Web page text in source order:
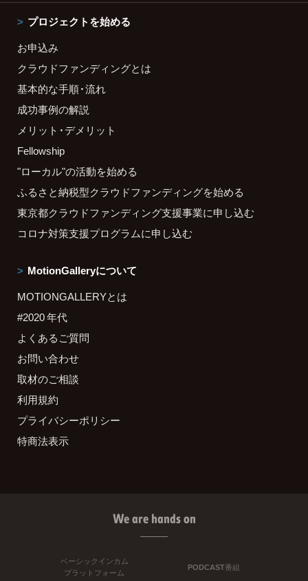
プロジェクトを始める
お申込み
クラウドファンディングとは
基本的な手順・流れ
成功事例の解説
メリット・デメリット
Fellowship
"ローカル"の活動を始める
ふるさと納税型クラウドファンディングを始める
東京都クラウドファンディング支援事業に申し込む
コロナ対策支援プログラムに申し込む
MotionGalleryについて
MOTIONGALLERYとは
#2020 年代
よくあるご質問
お問い合わせ
取材のご相談
利用規約
プライバシーポリシー
特商法表示
We are hands on
ベーシックインカム
プラットフォーム
PODCAST番組